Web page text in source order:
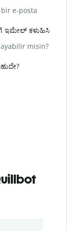
e-posta
ಇಮೇಲ್ ಕಳುಹಿಸಿ
misin?